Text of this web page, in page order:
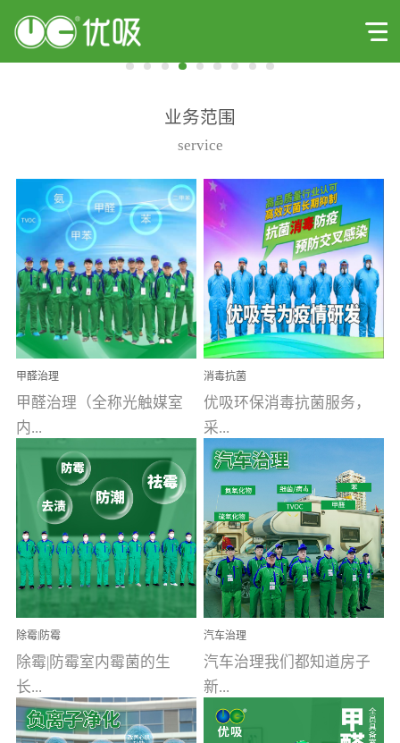
业务范围
service
甲醛治理
甲醛治理（全称光触媒室
内...
空气污染净化治理）工业
文明的进步，创造了多姿
多彩的家居产品和生活情
调，但也带来了以甲醛为
首的室内...
消毒抗菌
优吸环保消毒抗菌服务，
采...
用行业公认奥维牌消毒
液，具备杀死人体冠状病
毒的功效，杀菌率
99.99%。相对于传统消毒
液来说，无...
除霉|防霉
除霉|防霉室内霉菌的生
长...
汽车治理
汽车治理我们都知道房子
新...